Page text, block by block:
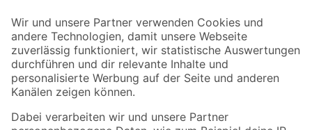
Der toom Newsletter: Keine Angebote und Aktionen mehr verpassen!
Zur Newsletter Anmeldung
Folge uns